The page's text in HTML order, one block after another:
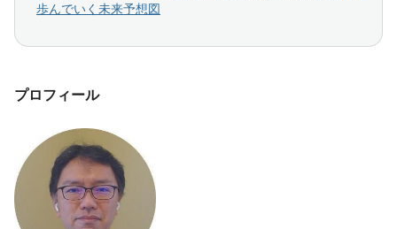
歩んでいく未来予想図
プロフィール